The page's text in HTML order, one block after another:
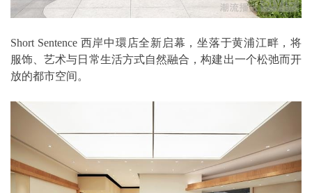
Short Sentence 西岸中環店全新启幕，坐落于⻩浦江畔，将
服饰、艺术与⽇常⽣活⽅式⾃然融合，构建出⼀个松弛⽽开
放的都市空间。